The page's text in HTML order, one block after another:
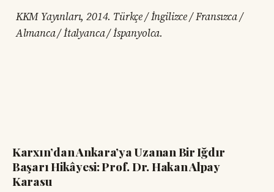
KKM Yayınları, 2014. Türkçe / İngilizce / Fransızca /
Almanca / İtalyanca / İspanyolca.
Karxın’dan Ankara’ya Uzanan Bir Iğdır
Başarı Hikâyesi: Prof. Dr. Hakan Alpay
Karasu